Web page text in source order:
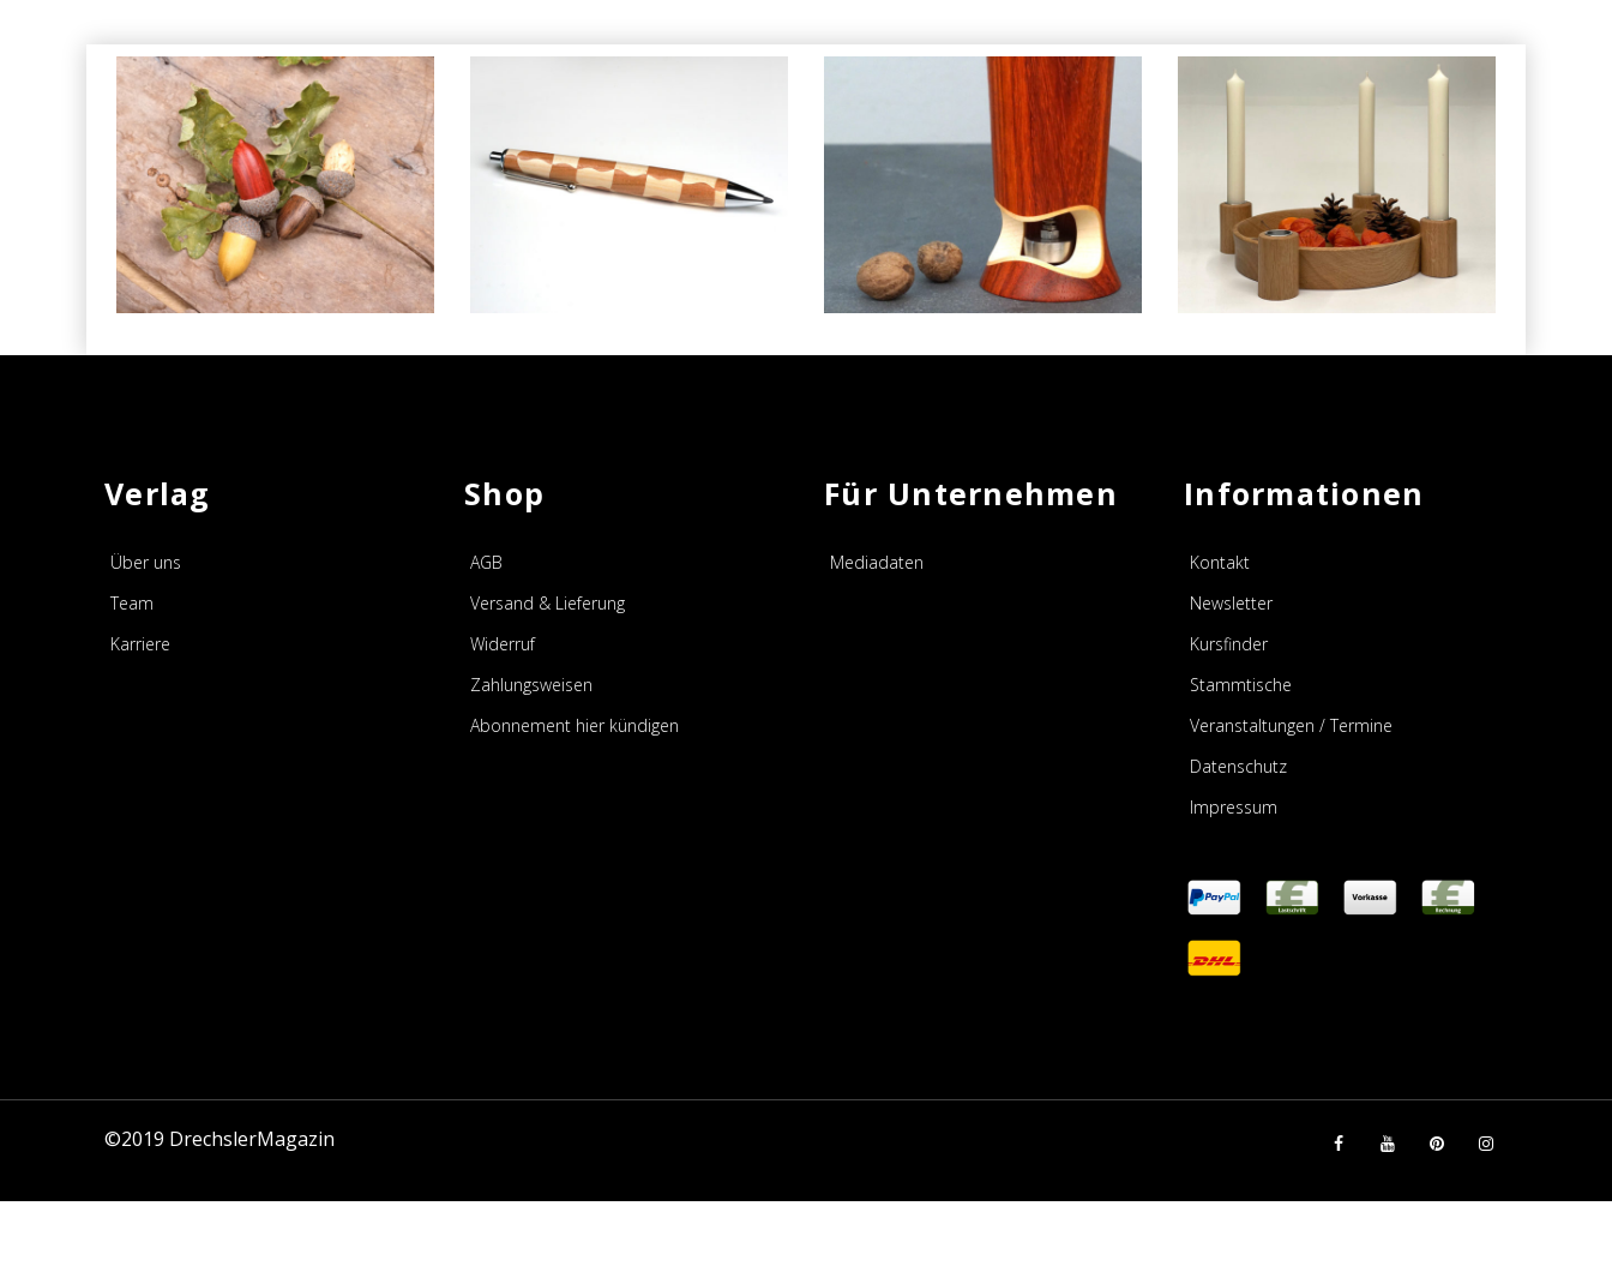
Eicheln aus edlem Holz
AUSGABE 68, DEKORATION
Skizzierstift Pencil Muskatmühle drechseln
AUSGABE 40,
GEBRAUCHSGEGENSTÄNDE
Kerzentablett drechseln
AUSGABE 60, DEKORATION
Verlag
Über uns
Team
Karriere
Shop
AGB
Versand & Lieferung
Widerruf
Zahlungsweisen
Abonnement hier kündigen
Für Unternehmen
Mediadaten
Informationen
Kontakt
Newsletter
Kursfinder
Stammtische
Veranstaltungen / Termine
Datenschutz
Impressum
©2019 DrechslerMagazin